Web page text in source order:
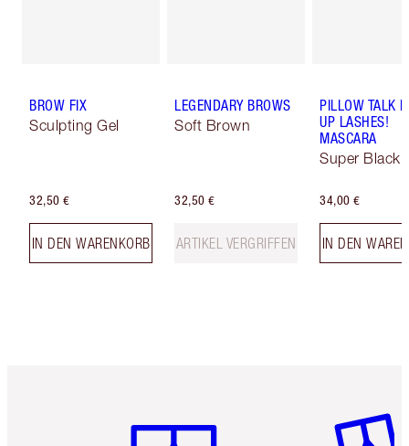
BROW FIX
Sculpting Gel
32,50 €
IN DEN WARENKORB
LEGENDARY BROWS
Soft Brown
32,50 €
ARTIKEL VERGRIFFEN
PILLOW TALK
UP LASHES!
MASCARA
Super Black
34,00 €
IN DEN